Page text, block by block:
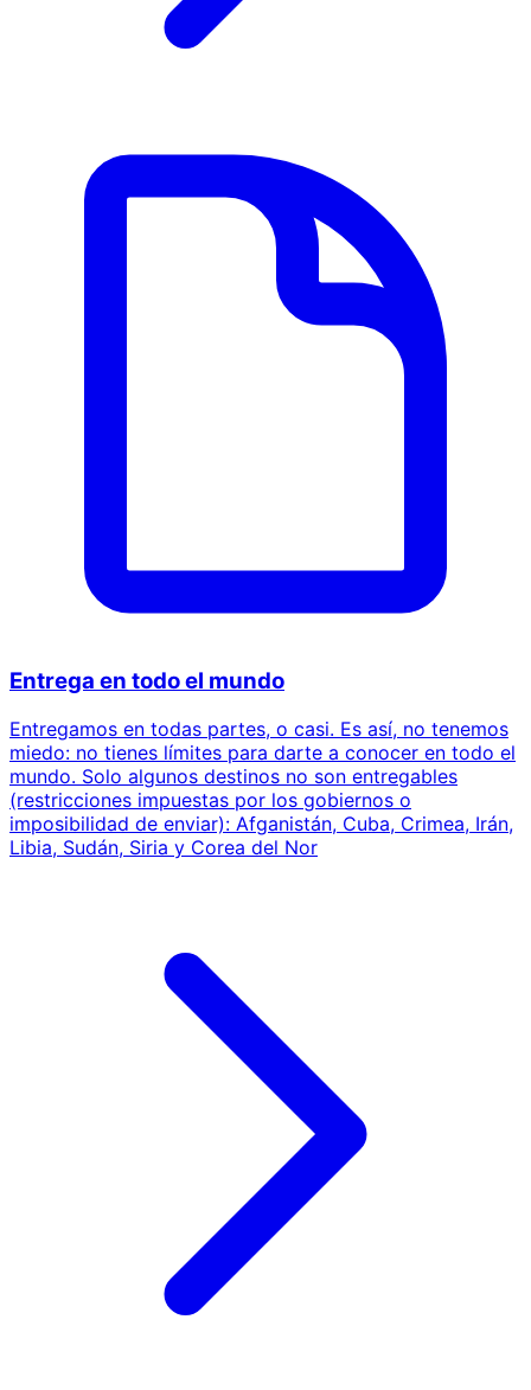
Entrega en todo el mundo
Entregamos en todas partes, o casi. Es así, no tenemos
miedo: no tienes límites para darte a conocer en todo el
mundo. Solo algunos destinos no son entregables
(restricciones impuestas por los gobiernos o
imposibilidad de enviar): Afganistán, Cuba, Crimea, Irán,
Libia, Sudán, Siria y Corea del Nor